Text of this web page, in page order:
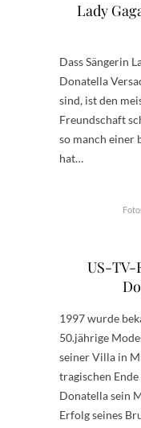
Lady
Dass Sängerin
Donatella
sind, ist den
Freundschaft
so manch einer
hat…
US-TV-
1997 wurde
50.jährige
seiner Villa in
tragischen
Donatella sein
Erfolg seines